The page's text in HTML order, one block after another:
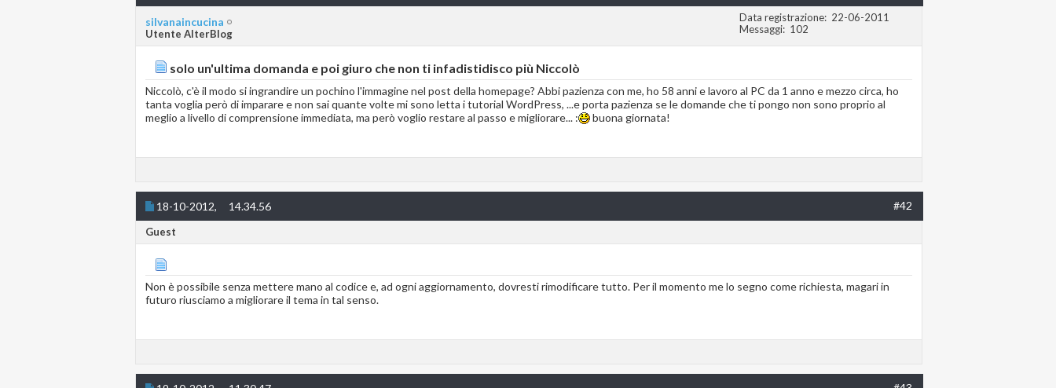
silvanaincucina
Utente AlterBlog
Data registrazione
22-06-2011
Messaggi
102
solo un'ultima domanda e poi giuro che non ti infadistidisco più Niccolò
Niccolò, c'è il modo si ingrandire un pochino l'immagine nel post della homepage? Abbi pazienza con me, ho 58 anni e lavoro al PC da 1 anno e mezzo circa, ho
tanta voglia però di imparare e non sai quante volte mi sono letta i tutorial WordPress, ...e porta pazienza se le domande che ti pongo non sono proprio al
meglio a livello di comprensione immediata, ma però voglio restare al passo e migliorare... :
buona giornata!
18-10-2012, 14.34.56 #42
Guest
Non è possibile senza mettere mano al codice e, ad ogni aggiornamento, dovresti rimodificare tutto. Per il momento me lo segno come richiesta, magari in
futuro riusciamo a migliorare il tema in tal senso.